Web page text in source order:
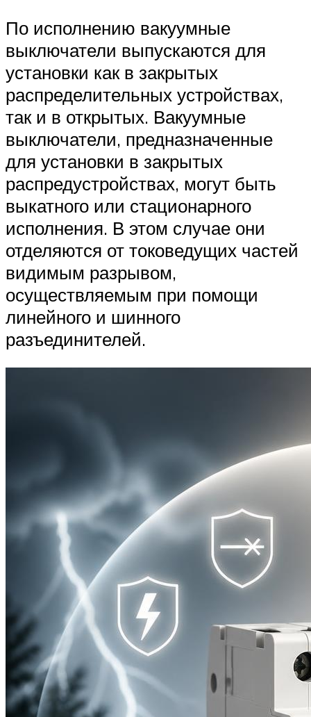
По исполнению вакуумные
выключатели выпускаются для
установки как в закрытых
распределительных устройствах,
так и в открытых. Вакуумные
выключатели, предназначенные
для установки в закрытых
распредустройствах, могут быть
выкатного или стационарного
исполнения. В этом случае они
отделяются от токоведущих частей
видимым разрывом,
осуществляемым при помощи
линейного и шинного
разъединителей.